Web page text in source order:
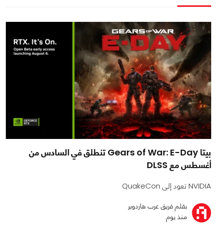
بيتا Gears of War: E-Day تنطلق في السادس من
أغسطس مع DLSS
NVIDIA تعود إلى QuakeCon
بقلم فريق عرب هاردوير
منذ يوم